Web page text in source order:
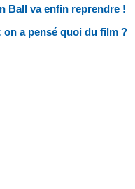
Ball va enfin reprendre !
on a pensé quoi du film ?